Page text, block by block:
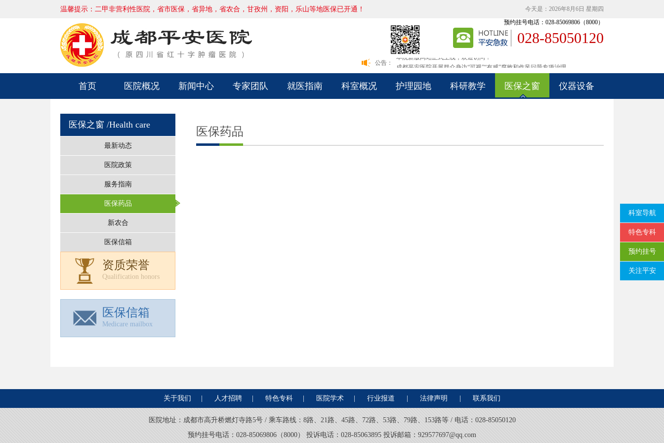
温馨提示：二甲非营利性医院，省市医保，省异地，省农合，甘孜州，资阳，乐山等地医保已开通！ 今天是：2026年8月6日 星期四
028-85050120
预约挂号电话：028-85069806（8000）
公告：
本院新版网站正式上线，欢迎访问！
成都平安医院开展群众身边“可视”“有感”腐败和作风问题专项治理
本院新版网站正式上线，欢迎访问！
成都平安医院开展群众身边“可视”“有感”腐败和作风问题专项治理
首页 医院概况 新闻中心 专家团队 就医指南 科室概况 护理园地 科研教学 医保之窗 仪器设备
医保之窗 /Health care
最新动态
医院政策
服务指南
医保药品
新农合
医保信箱
资质荣誉
Qualification honors
医保信箱
Medicare mailbox
医保药品
关于我们 人才招聘 特色专科 医院学术 行业报道 法律声明 联系我们
医院地址：成都市高升桥燃灯寺路5号 / 乘车路线：8路、21路、45路、72路、53路、79路、153路等 / 电话：028-85050120
预约挂号电话：028-85069806（8000） 投诉电话：028-85063895 投诉邮箱：929577697@qq.com
科室导航
特色专科
预约挂号
关注平安